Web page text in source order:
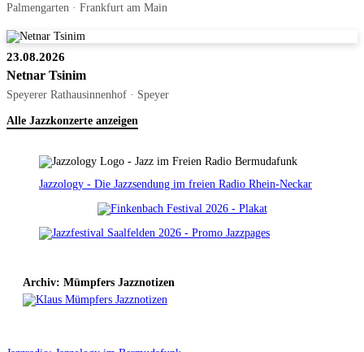
Palmengarten · Frankfurt am Main
23.08.2026
Netnar Tsinim
Speyerer Rathausinnenhof · Speyer
Alle Jazzkonzerte anzeigen
Jazzology - Die Jazzsendung im freien Radio Rhein-Neckar
Archiv: Mümpfers Jazznotizen